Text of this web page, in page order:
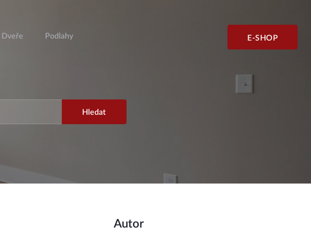
Dveře Podlahy E-SHOP
Autor